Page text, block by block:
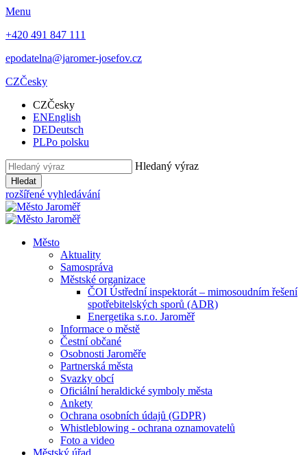
Menu
+420 491 847 111
epodatelna@jaromer-josefov.cz
CZČesky
CZČesky
ENEnglish
DEDeutsch
PLPo polsku
Hledaný výraz
Hledat
rozšířené vyhledávání
Město
Aktuality
Samospráva
Městské organizace
ČOI Ústřední inspektorát – mimosoudním řešení
spotřebitelských sporů (ADR)
Energetika s.r.o. Jaroměř
Informace o městě
Čestní občané
Osobnosti Jaroměře
Partnerská města
Svazky obcí
Oficiální heraldické symboly města
Ankety
Ochrana osobních údajů (GDPR)
Whistleblowing - ochrana oznamovatelů
Foto a video
Městský úřad